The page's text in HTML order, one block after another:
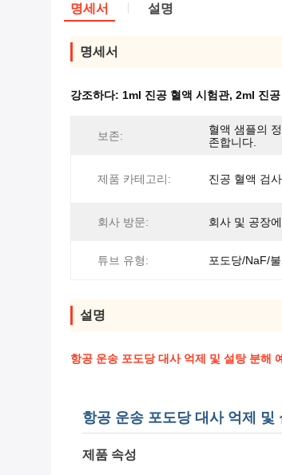
명세서 설명
명세서
강조하다: 1ml 진공 혈액 시험관, 2ml 진
보존:
혈액 샘플의
존합니다.
제품 카테고리: 진공 혈액 검
회사 방문: 회사 및 공장
튜브 유형: 포도당/NaF/
설명
항공 운송 포도당 대사 억제 및 설탕 분해
항공 운송 포도당 대사 억제
제품 속성